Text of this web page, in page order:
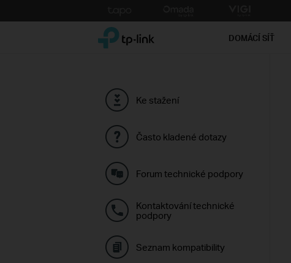
to
TP-Link, Reliably Smart DOMÁCÍ SÍŤ
Ke stažení
Často kladené dotazy
Forum technické podpory
Kontaktování technické
podpory
Seznam kompatibility